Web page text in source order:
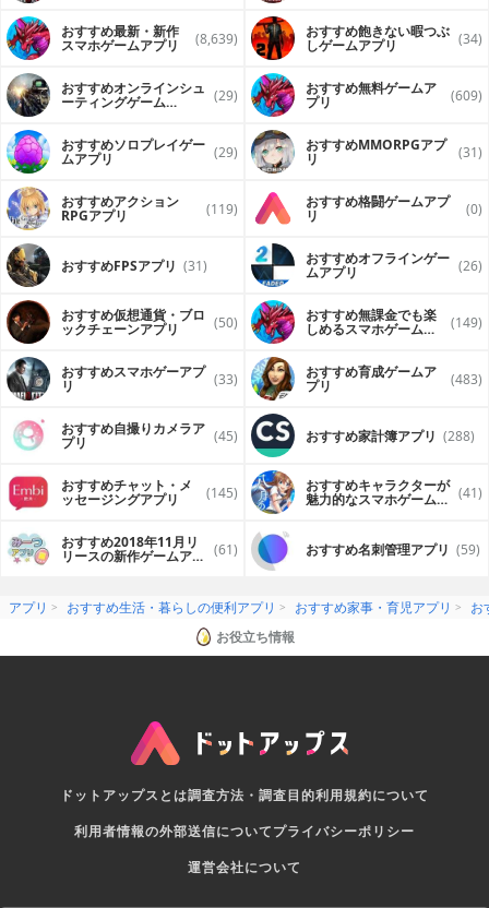
おすすめ最新・新作
スマホゲームアプリ (8,639) おすすめ飽きない暇つぶ
しゲームアプリ (34)
おすすめオンラインシュ
ーティングゲーム (29) おすすめ無料ゲームア
プリ (609)
おすすめソロプレイゲー
ムアプリ (29) おすすめ MMORPGアプ
リ (31)
おすすめアクション
RPGアプリ (119) おすすめ格闘ゲームアプ
リ (0)
おすすめFPSアプリ (31) おすすめオフラインゲー
ムアプリ (26)
おすすめ仮想通貨・ブロ
ックチェーンアプリ (50) おすすめ無課金でも楽
しめるスマホゲームア (149)
おすすめスマホゲーアプ
リ (33) おすすめ育成ゲームア
プリ (483)
おすすめ自撮りカメラア
プリ (45) おすすめ家計簿アプリ (288)
おすすめチャット・メ
ッセージングアプリ (145) おすすめキャラクターが
魅力的なスマホゲームア (41)
おすすめ2018年11月リ
リースの新作ゲームアプ (61) おすすめ名刺管理アプリ (59)
アプリ おすすめ生活・暮らしの便利アプリ おすすめ家事・育児アプリ
お
お役立ち情報
ドットアップスとは調査方法・調査目的利用規約について
利用者情報の外部送信についてプライバシーポリシー
運営会社について